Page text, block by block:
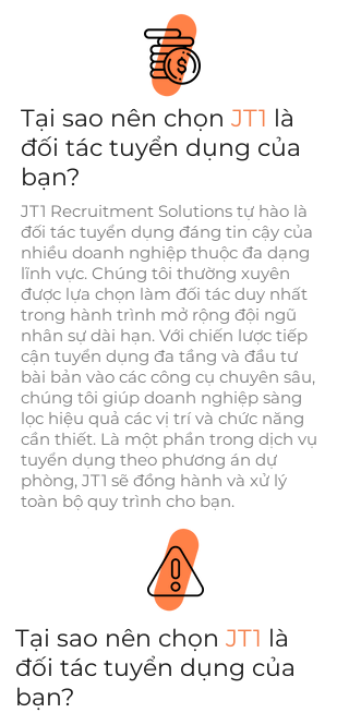
Tại sao nên chọn JT1 là
đối tác tuyển dụng của
bạn?
JT1 Recruitment Solutions tự hào là
đối tác tuyển dụng đáng tin cậy của
nhiều doanh nghiệp thuộc đa dạng
lĩnh vực. Chúng tôi thường xuyên
được lựa chọn làm đối tác duy nhất
trong hành trình mở rộng đội ngũ
nhân sự dài hạn. Với chiến lược tiếp
cận tuyển dụng đa tầng và đầu tư
bài bản vào các công cụ chuyên sâu,
chúng tôi giúp doanh nghiệp sàng
lọc hiệu quả các vị trí và chức năng
cần thiết. Là một phần trong dịch vụ
tuyển dụng theo phương án dự
phòng, JT1 sẽ đồng hành và xử lý
toàn bộ quy trình cho bạn.
Tại sao nên chọn JT1 là
đối tác tuyển dụng của
bạn?